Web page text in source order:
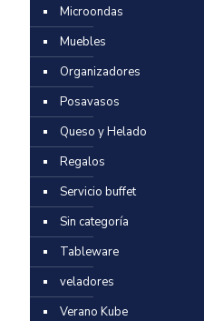
Microondas
Muebles
Organizadores
Posavasos
Queso y Helado
Regalos
Servicio buffet
Sin categoría
Tableware
veladores
Verano Kube